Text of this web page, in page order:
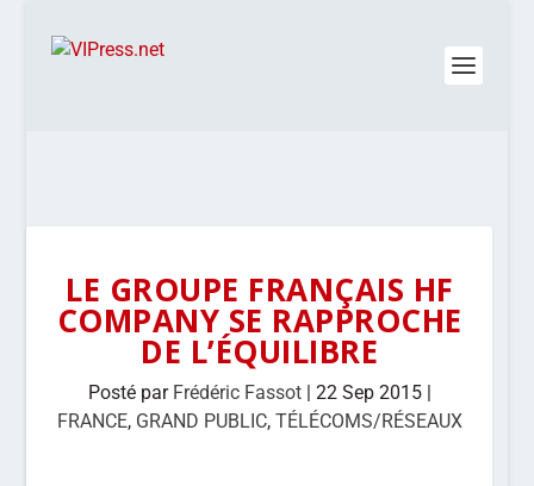
LE GROUPE FRANÇAIS HF
COMPANY SE RAPPROCHE
DE L’ÉQUILIBRE
Posté par Frédéric Fassot| 22 Sep 2015|
FRANCE, GRAND PUBLIC, TÉLÉCOMS/RÉSEAUX